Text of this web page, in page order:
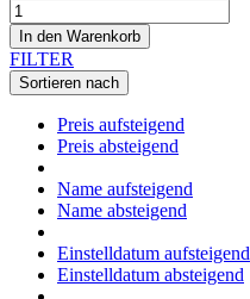
In den Warenkorb
FILTER
Sortieren nach
Preis aufsteigend
Preis absteigend
Name aufsteigend
Name absteigend
Einstelldatum aufsteigend
Einstelldatum absteigend